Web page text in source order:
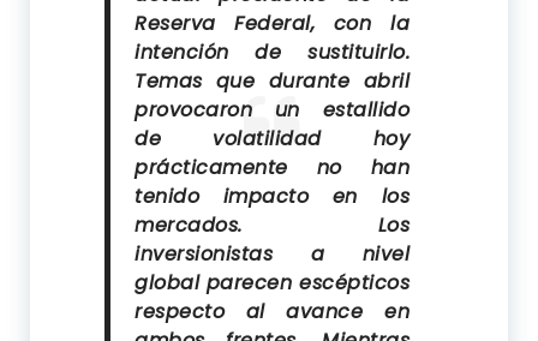
Reserva Federal, con la
intención de sustituirlo.
Temas que durante abril
provocaron un estallido
de volatilidad hoy
prácticamente no han
tenido impacto en los
mercados. Los
inversionistas a nivel
global parecen escépticos
respecto al avance en